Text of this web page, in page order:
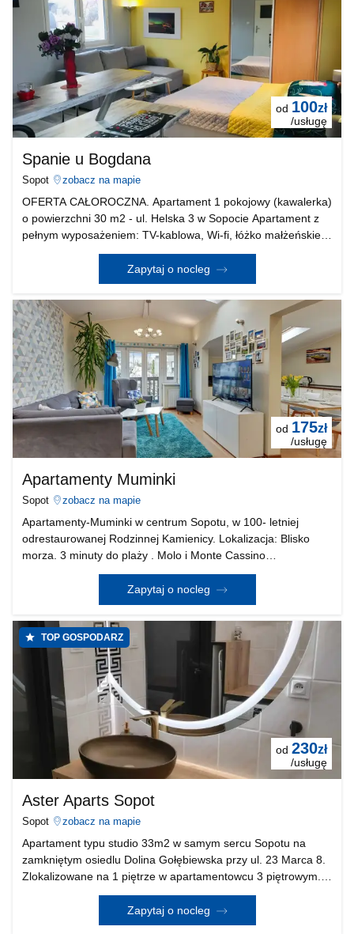
od 100zł
/usługę
Spanie u Bogdana
Sopot zobacz na mapie
OFERTA CAŁOROCZNA. Apartament 1 pokojowy (kawalerka)
o powierzchni 30 m2 - ul. Helska 3 w Sopocie Apartament z
pełnym wyposażeniem: TV-kablowa, Wi-fi, łóżko małżeńskie,
sofa dwuosobowa, aneks kuchenny w formie barku z
podświetlanym sufitem, łazienka (kabina prysznicowa
Zapytaj o nocleg
od 175zł
/usługę
Apartamenty Muminki
Sopot zobacz na mapie
Apartamenty-Muminki w centrum Sopotu, w 100- letniej
odrestaurowanej Rodzinnej Kamienicy. Lokalizacja: Blisko
morza. 3 minuty do plaży . Molo i Monte Cassino
„MONCIAKA”. W okolicy : Grand-Hotel, Hotel Haffner, Hotel
Sharaton, Teatr na plaży, Korty tenisowe, 150 m do: p
Zapytaj o nocleg
TOP GOSPODARZ
od 230zł
/usługę
Aster Aparts Sopot
Sopot zobacz na mapie
Apartament typu studio 33m2 w samym sercu Sopotu na
zamkniętym osiedlu Dolina Gołębiewska przy ul. 23 Marca 8.
Zlokalizowane na 1 piętrze w apartamentowcu 3 piętrowym.
Apartament składa się z przestronnego pokoju połączonego z
dużym aneksem kuchennym i stolikiem jadaln
Zapytaj o nocleg